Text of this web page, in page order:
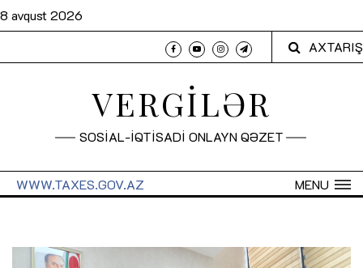
8 avqust 2026
AXTARIŞ
VERGİLƏR
SOSİAL-İQTİSADİ ONLAYN QƏZET
MENU
WWW.TAXES.GOV.AZ